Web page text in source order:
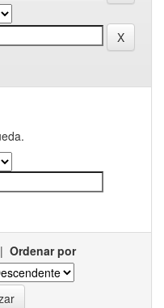
| Ordenar por